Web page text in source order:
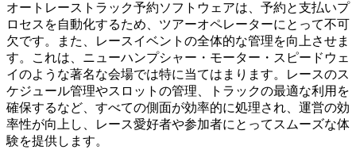
オートレーストラック予約ソフトウェアは、予約と支払いプ
ロセスを自動化するため、ツアーオペレーターにとって不可
欠です。また、レースイベントの全体的な管理を向上させま
す。これは、ニューハンプシャー・モーター・スピードウェ
イのような著名な会場では特に当てはまります。レースのス
ケジュール管理やスロットの管理、トラックの最適な利用を
確保するなど、すべての側面が効率的に処理され、運営の効
率性が向上し、レース愛好者や参加者にとってスムーズな体
験を提供します。